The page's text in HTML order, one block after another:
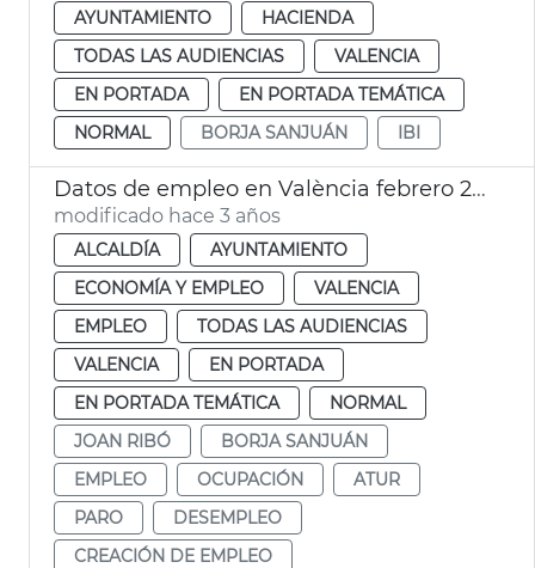
AYUNTAMIENTO
HACIENDA
TODAS LAS AUDIENCIAS
VALENCIA
EN PORTADA
EN PORTADA TEMÁTICA
NORMAL
BORJA SANJUÁN IBI
Datos de empleo en València febrero 2023
modificado hace 3 años
ALCALDÍA
AYUNTAMIENTO
ECONOMÍA Y EMPLEO
VALENCIA
EMPLEO
TODAS LAS AUDIENCIAS
VALENCIA
EN PORTADA
EN PORTADA TEMÁTICA
NORMAL
JOAN RIBÓ
BORJA SANJUÁN
EMPLEO
OCUPACIÓN
ATUR
PARO
DESEMPLEO
CREACIÓN DE EMPLEO